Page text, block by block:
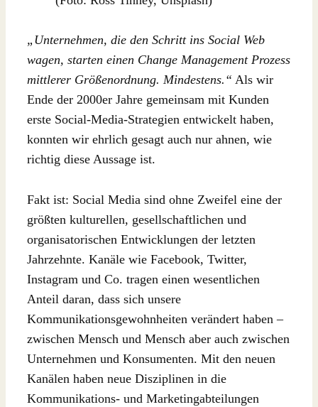
„Unternehmen, die den Schritt ins Social Web
wagen, starten einen Change Management Prozess
mittlerer Größenordnung. Mindestens.“ Als wir
Ende der 2000er Jahre gemeinsam mit Kunden
erste Social-Media-Strategien entwickelt haben,
konnten wir ehrlich gesagt auch nur ahnen, wie
richtig diese Aussage ist.
Fakt ist: Social Media sind ohne Zweifel eine der
größten kulturellen, gesellschaftlichen und
organisatorischen Entwicklungen der letzten
Jahrzehnte. Kanäle wie Facebook, Twitter,
Instagram und Co. tragen einen wesentlichen
Anteil daran, dass sich unsere
Kommunikationsgewohnheiten verändert haben –
zwischen Mensch und Mensch aber auch zwischen
Unternehmen und Konsumenten. Mit den neuen
Kanälen haben neue Disziplinen in die
Kommunikations- und Marketingabteilungen